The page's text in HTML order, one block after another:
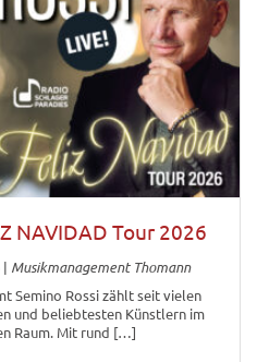
NAVIDAD Tour 2026
| Musikmanagement Thomann
Semino Rossi zählt seit vielen
und beliebtesten Künstlern im
Raum. Mit rund […]